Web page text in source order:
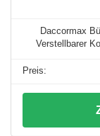
Daccormax
Verstellbarer